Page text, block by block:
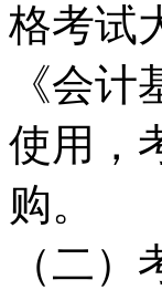
格考试
《会
使用，
购。
（二）